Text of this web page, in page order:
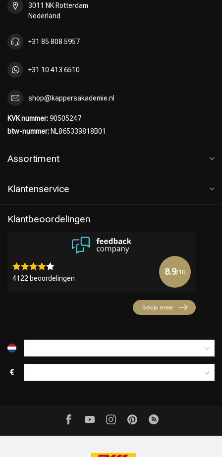
3011 NK Rotterdam
Nederland
+31 85 808 5957
+31 10 413 6510
shop@kappersakademie.nl
KVK nummer:90505247
btw-nummer:NL865339818B01
Assortiment
Klantenservice
Klantbeoordelingen
4122 beoordelingen
8.9/10
Bekijk meer
€